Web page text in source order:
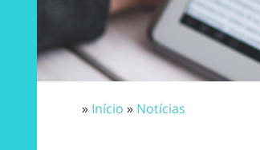
» Início » Notícias